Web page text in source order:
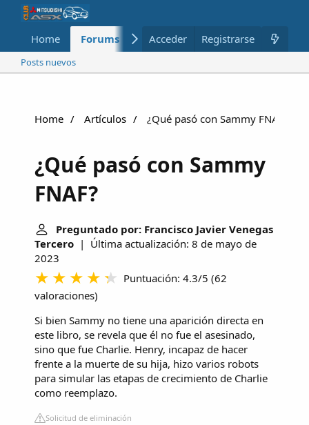
Home Forums Nuevo Miembros
Acceder Registrarse
Posts nuevos
Home Artículos ¿Qué pasó con Sammy FNAF?
¿Qué pasó con Sammy
FNAF?
Preguntado por: Francisco Javier Venegas
Tercero | Última actualización: 8 de mayo de
2023
Puntuación: 4.3/5 (62
valoraciones)
Si bien Sammy no tiene una aparición directa en
este libro, se revela que él no fue el asesinado,
sino que fue Charlie. Henry, incapaz de hacer
frente a la muerte de su hija, hizo varios robots
para simular las etapas de crecimiento de Charlie
como reemplazo.
Solicitud de eliminación